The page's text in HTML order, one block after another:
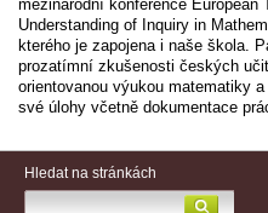
mezinárodní konference European
Understanding of Inquiry in
kterého je zapojena i naše škola.
prozatímní zkušenosti českých
orientovanou výukou matematiky
své úlohy včetně dokumentace
Hledat na stránkách